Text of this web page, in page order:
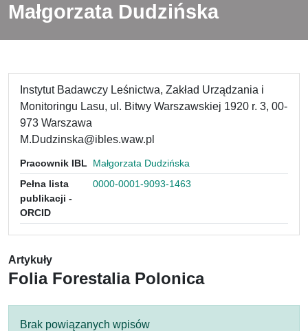
Małgorzata Dudzińska
Instytut Badawczy Leśnictwa, Zakład Urządzania i
Monitoringu Lasu, ul. Bitwy Warszawskiej 1920 r. 3, 00-
973 Warszawa
M.Dudzinska@ibles.waw.pl
Pracownik IBL
Małgorzata Dudzińska
Pełna lista
publikacji -
ORCID
0000-0001-9093-1463
Artykuły
Folia Forestalia Polonica
Brak powiązanych wpisów